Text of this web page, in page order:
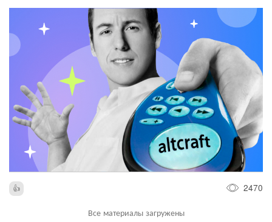
2470
Все материалы загружены